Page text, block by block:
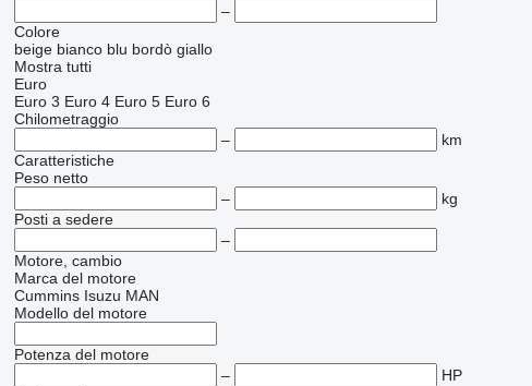
–
Colore
beige bianco blu bordò giallo
Mostra tutti
Euro
Euro 3 Euro 4 Euro 5 Euro 6
Chilometraggio
–
km
Caratteristiche
Peso netto
–
kg
Posti a sedere
–
Motore, cambio
Marca del motore
Cummins Isuzu MAN
Modello del motore
Potenza del motore
–
HP